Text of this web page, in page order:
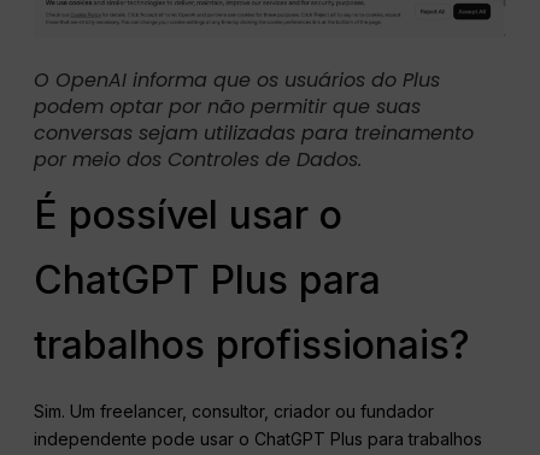
O OpenAI informa que os usuários do Plus
podem optar por não permitir que suas
conversas sejam utilizadas para treinamento
por meio dos Controles de Dados.
É possível usar o
ChatGPT Plus para
trabalhos profissionais?
Sim. Um freelancer, consultor, criador ou fundador
independente pode usar o ChatGPT Plus para trabalhos